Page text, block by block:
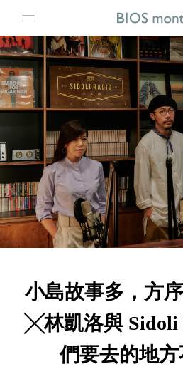
小島故事多，方
╳林凱洛與
們要去的地